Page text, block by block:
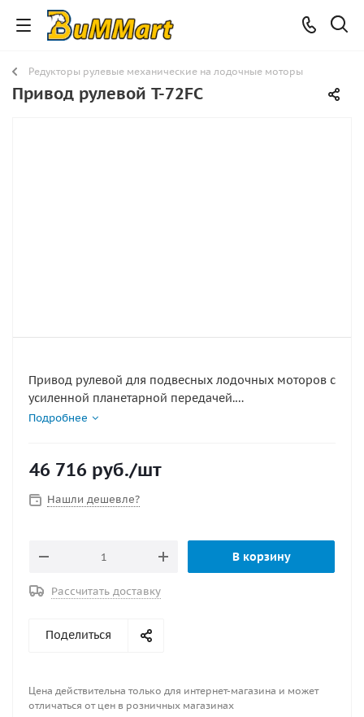
Редукторы рулевые механические на лодочные моторы
Привод рулевой T-72FC
Привод рулевой для подвесных лодочных моторов с
усиленной планетарной передачей.
Применяется с двумя рулевыми тросами m66 для
узлов.
Верхний кожух x.34 , x.34 , x.35 и принадлежности
Подробнее
46 716 руб./шт
Нашли дешевле?
В корзину
Рассчитать доставку
Поделиться
Цена действительна только для интернет-магазина и может
отличаться от цен в розничных магазинах